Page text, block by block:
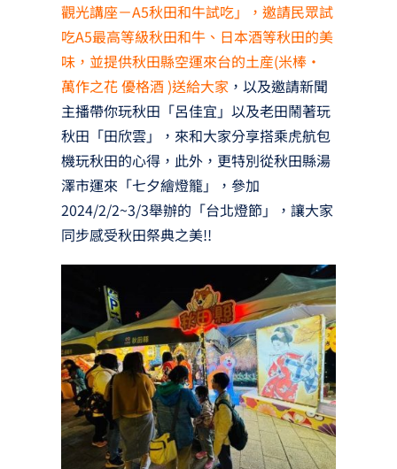
觀光講座－A5秋田和牛試吃」，邀請民眾試
吃A5最高等級秋田和牛、日本酒等秋田的美
味，並提供秋田縣空運來台的土産(米棒・
萬作之花 優格酒 )送給大家，以及邀請新聞
主播帶你玩秋田「呂佳宜」以及老田鬧著玩
秋田「田欣雲」，來和大家分享搭乘虎航包
機玩秋田的心得，此外，更特別從秋田縣湯
澤市運來「七夕繪燈籠」，參加
2024/2/2~3/3舉辦的「台北燈節」，讓大家
同步感受秋田祭典之美!!